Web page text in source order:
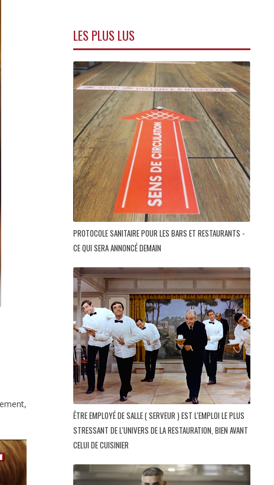
LES PLUS LUS
PROTOCOLE SANITAIRE POUR LES BARS ET RESTAURANTS -
CE QUI SERA ANNONCÉ DEMAIN
ÊTRE EMPLOYÉ DE SALLE ( SERVEUR ) EST L'EMPLOI LE PLUS
STRESSANT DE L'UNIVERS DE LA RESTAURATION, BIEN AVANT
CELUI DE CUISINIER